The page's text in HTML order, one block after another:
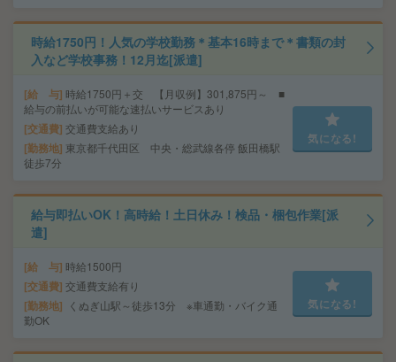
時給1750円！人気の学校勤務＊基本16時まで＊書類の封
入など学校事務！12月迄[派遣]
給 与 時給1750円＋交 【月収例】301,875円～ ■
給与の前払いが可能な速払いサービスあり
交通費 交通費支給あり
勤務地 東京都千代田区 中央・総武線各停 飯田橋駅
徒歩7分
気になる!
給与即払いOK！高時給！土日休み！検品・梱包作業[派
遣]
給 与 時給1500円
交通費 交通費支給有り
勤務地
くぬぎ山駅～徒歩13分 ※車通勤・バイク通
勤OK
気になる!